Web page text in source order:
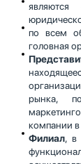
являются
по всем
головная
рынка,
компании в
Филиал, в